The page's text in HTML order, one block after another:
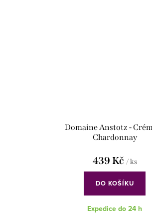
Domaine Anstotz -
Chardonnay
439 Kč / ks
DO KOŠÍKU
Expedice do 24 h